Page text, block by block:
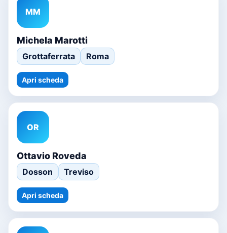
MM
Michela Marotti
Grottaferrata Roma
Apri scheda
OR
Ottavio Roveda
Dosson Treviso
Apri scheda